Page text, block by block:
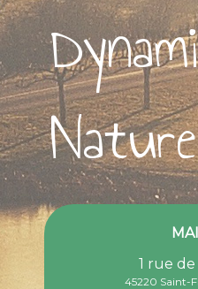
Nature
1 rue
45220 Saint-